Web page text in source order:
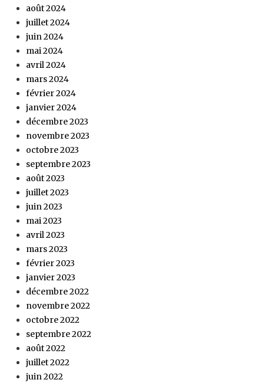
août 2024
juillet 2024
juin 2024
mai 2024
avril 2024
mars 2024
février 2024
janvier 2024
décembre 2023
novembre 2023
octobre 2023
septembre 2023
août 2023
juillet 2023
juin 2023
mai 2023
avril 2023
mars 2023
février 2023
janvier 2023
décembre 2022
novembre 2022
octobre 2022
septembre 2022
août 2022
juillet 2022
juin 2022